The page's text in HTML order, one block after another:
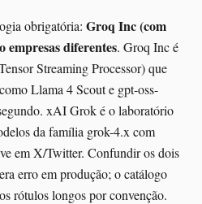
obrigatória: Groq Inc (com
empresas diferentes. Groq Inc é
Streaming Processor) que
Llama 4 Scout e gpt-oss-
xAI Grok é o laboratório
da família grok-4.x com
em X/Twitter. Confundir os dois
erro em produção; o catálogo
rótulos longos por convenção.